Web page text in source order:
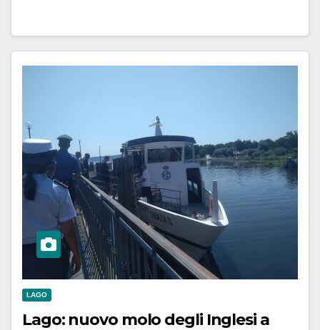
LAGO
Lago: nuovo molo degli Inglesi a